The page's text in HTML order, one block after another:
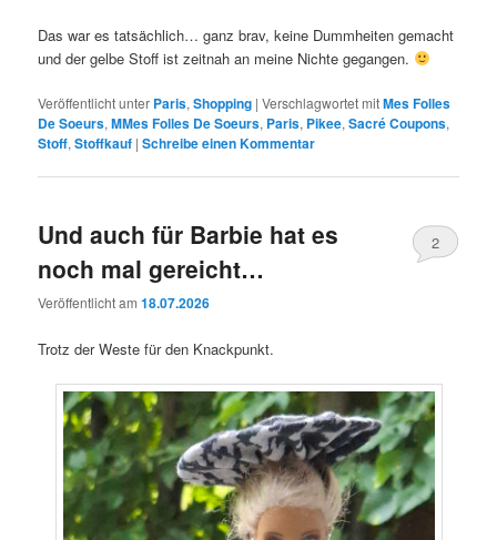
Das war es tatsächlich… ganz brav, keine Dummheiten gemacht
und der gelbe Stoff ist zeitnah an meine Nichte gegangen.
Veröffentlicht unter Paris,Shopping |Verschlagwortet mitMes Folles
De Soeurs,MMes Folles De Soeurs, Paris, Pikee,Sacré Coupons,
Stoff,Stoffkauf |Schreibe einen Kommentar
Und auch für Barbie hat es
noch mal gereicht…
Veröffentlicht am18.07.2026
2
Trotz der Weste für den Knackpunkt.